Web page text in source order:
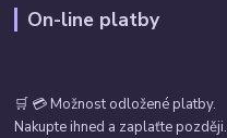
On-line platby
🛒 💳 Možnost odložené platby.
Nakupte ihned a zaplaťte později.